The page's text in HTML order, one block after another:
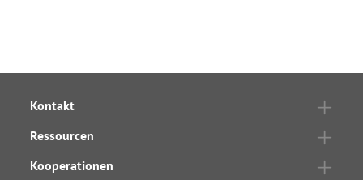
Kontakt
Ressourcen
Kooperationen